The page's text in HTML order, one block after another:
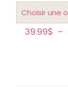
39.99$ –